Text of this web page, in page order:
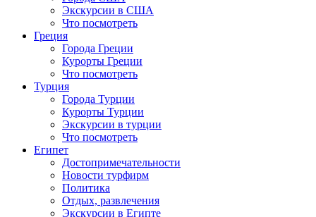
Экскурсии в США
Что посмотреть
Греция
Города Греции
Курорты Греции
Что посмотреть
Турция
Города Турции
Курорты Турции
Экскурсии в турции
Что посмотреть
Египет
Достопримечательности
Новости турфирм
Политика
Отдых, развлечения
Экскурсии в Египте